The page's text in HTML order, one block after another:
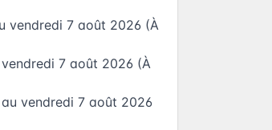
vendredi 7 août 2026 (À
vendredi 7 août 2026 (À
auvendredi 7 août 2026